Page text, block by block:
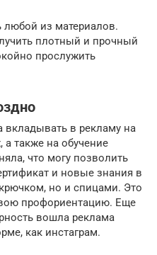
из материалов.
плотный и прочный
прослужить
вкладывать в рекламу на
а также на обучение
что могу позволить
и новые знания в
но и спицами. Это
профориентацию. Еще
вошла реклама
как инстаграм.